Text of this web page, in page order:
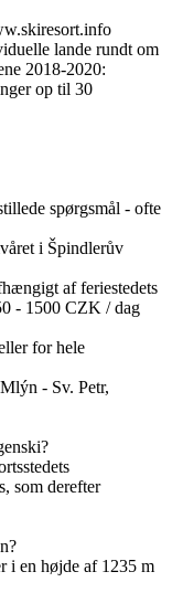
lande rundt om
2018-2020:
op til 30
spørgsmål - ofte
i Špindlerův
af feriestedets
- 1500 CZK / dag
for hele
- Sv. Petr,
som derefter
i en højde af 1235 m